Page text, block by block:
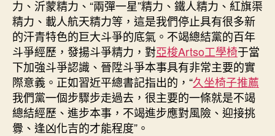
力、沂蒙精力、“兩彈一星”精力、鐵人精力、紅旗渠
精力、載人航天精力等，這是我們停止具有很多新
的汗青特色的巨大斗爭的底氣。不竭總結黨的百年
斗爭經歷，發揚斗爭精力，對亞梭Artso工學椅于當
下加強斗爭認識、晉陞斗爭本事具有非常主要的實
際意義。正如習近平總書記指出的，“久坐椅子推薦
我們黨一個步驟步走過去，很主要的一條就是不竭
總結經歷、進步本事，不竭進步應對風險、迎接挑
釁、逢凶化吉的才能程度”。